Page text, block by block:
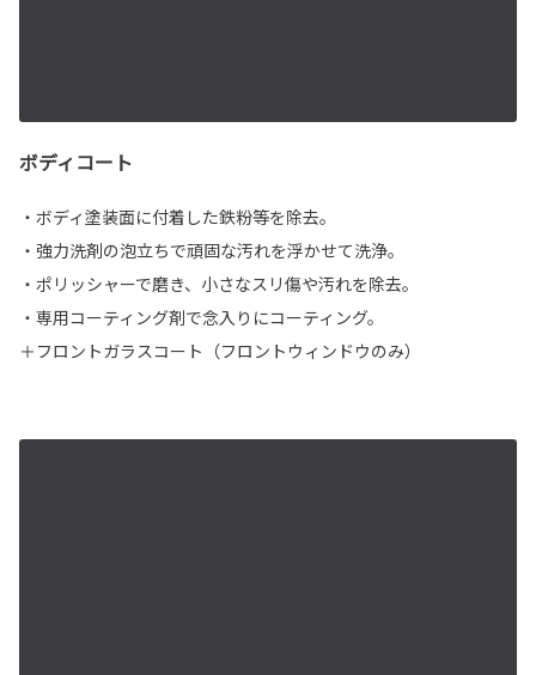
ボディコート
・ボディ塗装面に付着した鉄粉等を除去。
・強力洗剤の泡立ちで頑固な汚れを浮かせて洗浄。
・ポリッシャーで磨き、小さなスリ傷や汚れを除去。
・専用コーティング剤で念入りにコーティング。
＋フロントガラスコート（フロントウィンドウのみ）